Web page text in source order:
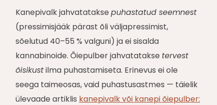
Kanepivalk jahvatatakse puhastatud seemnest
(pressimisjääk pärast õli väljapressimist,
sõelutud 40–55 % valguni) ja ei sisalda
kannabinoide. Õiepulber jahvatatakse tervest
õisikustilma puhastamiseta. Erinevus ei ole
seega taimeosas, vaid puhastusastmes — täielik
ülevaade artiklis kanepivalk või kanepi õiepulber: